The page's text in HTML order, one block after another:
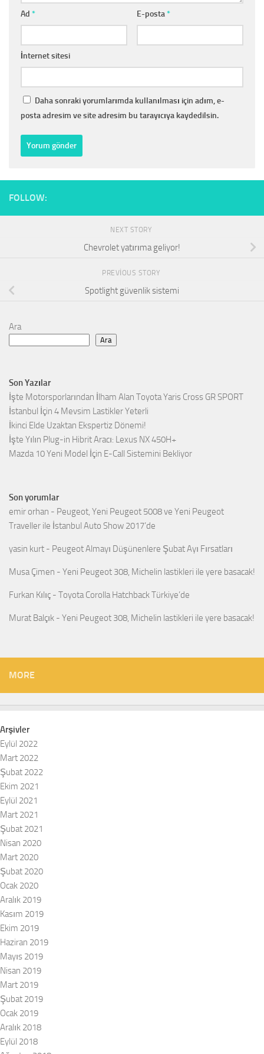
Ad * E-posta*
İnternet sitesi
Daha sonraki yorumlarımda kullanılması için adım, e-
posta adresim ve site adresim bu tarayıcıya kaydedilsin.
FOLLOW:
NEXT STORY
Chevrolet yatırıma geliyor!
PREVIOUS STORY
Spotlight güvenlik sistemi
Ara
Ara
Son Yazılar
İşte Motorsporlarından İlham Alan Toyota Yaris Cross GR SPORT
İstanbul İçin 4 Mevsim Lastikler Yeterli
İkinci Elde Uzaktan Ekspertiz Dönemi!
İşte Yılın Plug-in Hibrit Aracı: Lexus NX 450H+
Mazda 10 Yeni Model İçin E-Call Sistemini Bekliyor
Son yorumlar
emir orhan - Peugeot, Yeni Peugeot 5008 ve Yeni Peugeot
Traveller ile İstanbul Auto Show 2017’de
yasin kurt - Peugeot Almayı Düşünenlere Şubat Ayı Fırsatları
Musa Çimen - Yeni Peugeot 308, Michelin lastikleri ile yere basacak!
Furkan Kılıç - Toyota Corolla Hatchback Türkiye’de
Murat Balçık - Yeni Peugeot 308, Michelin lastikleri ile yere basacak!
MORE
Arşivler
Eylül 2022
Mart 2022
Şubat 2022
Ekim 2021
Eylül 2021
Mart 2021
Şubat 2021
Nisan 2020
Mart 2020
Şubat 2020
Ocak 2020
Aralık 2019
Kasım 2019
Ekim 2019
Haziran 2019
Mayıs 2019
Nisan 2019
Mart 2019
Şubat 2019
Ocak 2019
Aralık 2018
Eylül 2018